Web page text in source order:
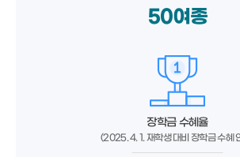
50여종
장학금 수혜율
(2025. 4. 1. 재학생 대비 장학금 수혜